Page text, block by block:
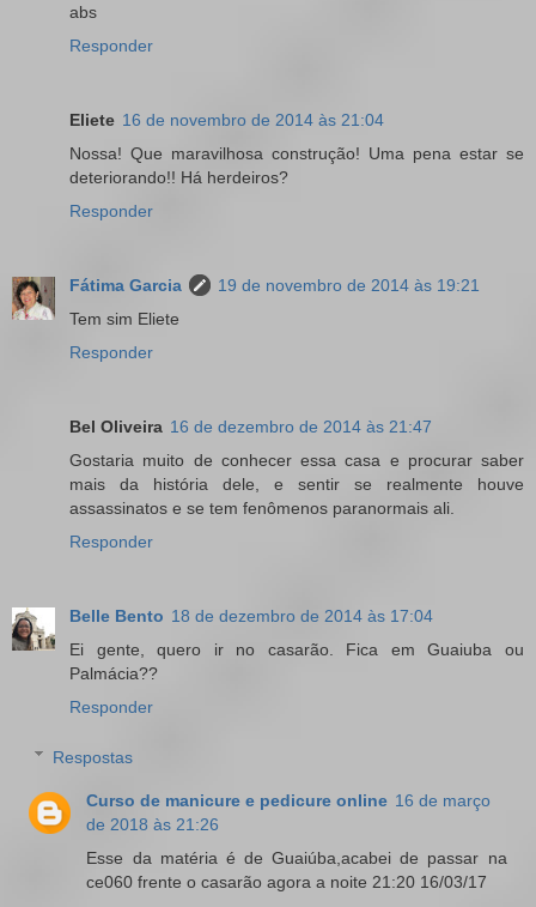
abs
Responder
Eliete 16 de novembro de 2014 às 21:04
Nossa! Que maravilhosa construção! Uma pena estar se
deteriorando!! Há herdeiros?
Responder
Fátima Garcia
19 de novembro de 2014 às 19:21
Tem sim Eliete
Responder
Bel Oliveira 16 de dezembro de 2014 às 21:47
Gostaria muito de conhecer essa casa e procurar saber
mais da história dele, e sentir se realmente houve
assassinatos e se tem fenômenos paranormais ali.
Responder
Belle Bento 18 de dezembro de 2014 às 17:04
Ei gente, quero ir no casarão. Fica em Guaiuba ou
Palmácia??
Responder
Respostas
Curso de manicure e pedicure online 16 de março
de 2018 às 21:26
Esse da matéria é de Guaiúba,acabei de passar na
ce060 frente o casarão agora a noite 21:20 16/03/17